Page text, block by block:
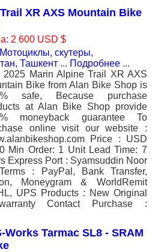
XR AXS Mountain Bike
2 600 USD $
скутеры,
Ташкент ... Подробнее ...
2025 Marin Alpine Trail XR AXS
Bike from Alan Bike Shop is
safe, Because purchase
at Alan Bike Shop provide
moneyback guarantee To
online visit our website :
Price : USD
Min Order: 1 Unit Lead Time: 7
Express Port : Syamsuddin Noor
: PayPal, Bank Transfer,
Moneygram & WorldRemit
UPS Products : New Original
Contact Purchase :
Works Tarmac SL8 - SRAM